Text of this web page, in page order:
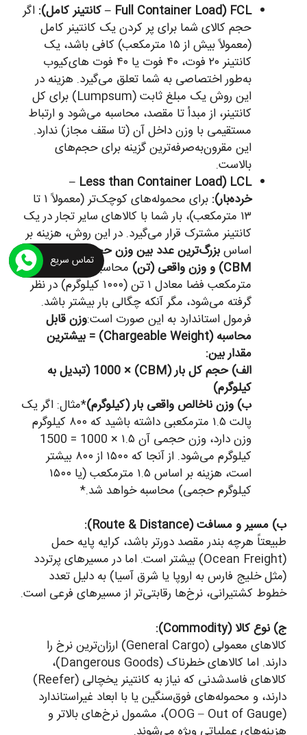
FCL (Full Container Load – کانتینر کامل):
اگر
حجم کالای شما برای پر کردن یک کانتینر کامل
(معمولاً بیش از ۱۵ مترمکعب) کافی باشد، یک
کانتینر ۲۰ فوت، ۴۰ فوت یا ۴۰ فوت های‌کیوب
به‌طور اختصاصی به شما تعلق می‌گیرد. هزینه در
این روش یک مبلغ ثابت (Lumpsum) برای کل
کانتینر، از مبدأ تا مقصد، محاسبه می‌شود و ارتباط
مستقیمی با وزن داخل آن (تا سقف مجاز) ندارد.
این مقرون‌به‌صرفه‌ترین گزینه برای حجم‌های
بالاست.
LCL (Less than Container Load –
خرده‌بار):
برای محموله‌های کوچک‌تر (معمولاً ۱ تا
۱۳ مترمکعب)، بار شما با کالاهای سایر تجار در یک
کانتینر مشترک قرار می‌گیرد. در این روش، هزینه بر
اساسبزرگ‌ترین عدد بین وزن حجمی (بر حسب
CBM) و وزن واقعی (تن)
محاسبه می‌شود. هر
مترمکعب فضا معادل ۱ تن (۱۰۰۰ کیلوگرم) در نظر
گرفته می‌شود، مگر آنکه چگالی بار بیشتر باشد.
فرمول استاندارد به این صورت است:وزن قابل
محاسبه (Chargeable Weight) = بیشترین
مقدار بین:
الف) حجم کل بار (CBM) × 1000 (تبدیل به
کیلوگرم)
ب) وزن ناخالص واقعی بار (کیلوگرم)*مثال: اگر یک
پالت ۱.۵ مترمکعبی داشته باشید که ۸۰۰ کیلوگرم
وزن دارد، وزن حجمی آن ۱.۵ × 1000 = 1500
کیلوگرم می‌شود. از آنجا که ۱۵۰۰ از ۸۰۰ بیشتر
است، هزینه بر اساس ۱.۵ مترمکعب (یا ۱۵۰۰
کیلوگرم حجمی) محاسبه خواهد شد.*
ب) مسیر و مسافت (Route & Distance):
طبیعتاً هرچه بندر مقصد دورتر باشد، کرایه پایه حمل
(Ocean Freight) بیشتر است. اما در مسیرهای پرتردد
(مثل خلیج فارس به اروپا یا شرق آسیا) به دلیل تعدد
خطوط کشتیرانی، نرخ‌ها رقابتی‌تر از مسیرهای فرعی است.
ج) نوع کالا (Commodity):
کالاهای معمولی (General Cargo) ارزان‌ترین نرخ را
دارند. اما کالاهای خطرناک (Dangerous Goods)،
کالاهای فاسدشدنی که نیاز به کانتینر یخچالی (Reefer)
دارند، و محموله‌های فوق‌سنگین یا با ابعاد غیراستاندارد
(OOG – Out of Gauge)، مشمول نرخ‌های بالاتر و
تماس سریع